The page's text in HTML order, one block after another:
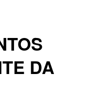
DA